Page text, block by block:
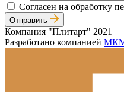
Согласен на обработку
Отправить
Компания "Плитарт" 2021
Разработано компанией